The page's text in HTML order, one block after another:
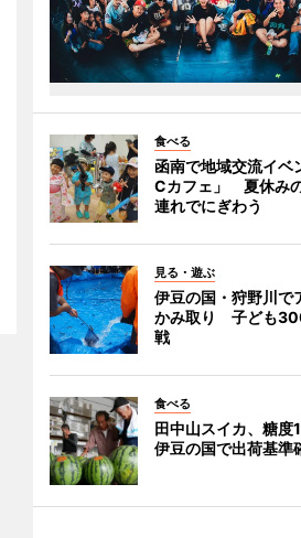
食べる
函南で地域交流イベ
Cカフェ」 夏休み
連れでにぎわう
見る・遊ぶ
伊豆の国・狩野川で
かみ取り 子ども
戦
食べる
田中山スイカ、糖
伊豆の国で出荷基準